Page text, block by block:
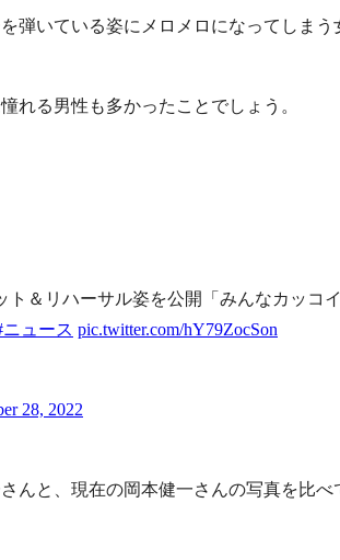
弾いている姿にメロメロになってしまう
れる男性も多かったことでしょう。
ト＆リハーサル姿を公開「みんなカッコ
ニュース pic.twitter.com/hY79ZocSon
28, 2022
んと、現在の岡本健一さんの写真を比べ